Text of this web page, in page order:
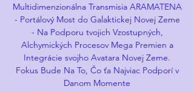
Multidimenzionálna Transmisia ARAMATENA
- Portálový Most do Galaktickej Novej Zeme
- Na Podporu tvojich Vzostupných,
Alchymických Procesov Mega Premien a
Integrácie svojho Avatara Novej Zeme.
Fokus Bude Na To, Čo ťa Najviac Podporí v
Danom Momente